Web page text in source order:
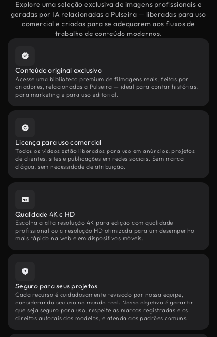
Explore uma seleção exclusiva de imagens profissionais e
geradas por IA relacionadas a Pulseira — liberadas para uso
comercial e criadas para se adequarem aos fluxos de
trabalho de conteúdo modernos.
Conteúdo original exclusivo
Acesse uma biblioteca premium de filmagens reais, feitas por
criadores, relacionadas a Pulseira — ideal para contar histórias,
para marketing e para uso editorial.
Licença para uso comercial
Todos os vídeos estão liberados para uso em anúncios, projetos
de clientes, sites e publicações em redes sociais. Sem marca
d'água, sem necessidade de atribuição.
Qualidade 4K e HD
Escolha a alta resolução 4K para edição com qualidade
profissional ou a resolução HD otimizada para um desempenho
mais rápido na web e em dispositivos móveis.
Seguro para seus projetos
Cada recurso é cuidadosamente revisado por nossa equipe,
considerando seu uso no mundo real. Nosso objetivo é garantir
que seja seguro para uso, respeite as marcas registradas e os
direitos autorais dos modelos, e atenda aos padrões comuns.